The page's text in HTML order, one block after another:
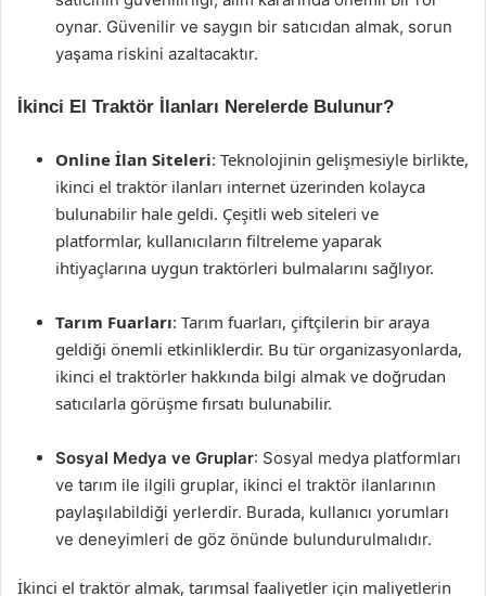
oynar. Güvenilir ve saygın bir satıcıdan almak, sorun
yaşama riskini azaltacaktır.
İkinci El Traktör İlanları Nerelerde Bulunur?
Online İlan Siteleri: Teknolojinin gelişmesiyle birlikte,
ikinci el traktör ilanları internet üzerinden kolayca
bulunabilir hale geldi. Çeşitli web siteleri ve
platformlar, kullanıcıların filtreleme yaparak
ihtiyaçlarına uygun traktörleri bulmalarını sağlıyor.
Tarım Fuarları: Tarım fuarları, çiftçilerin bir araya
geldiği önemli etkinliklerdir. Bu tür organizasyonlarda,
ikinci el traktörler hakkında bilgi almak ve doğrudan
satıcılarla görüşme fırsatı bulunabilir.
Sosyal Medya ve Gruplar: Sosyal medya platformları
ve tarım ile ilgili gruplar, ikinci el traktör ilanlarının
paylaşılabildiği yerlerdir. Burada, kullanıcı yorumları
ve deneyimleri de göz önünde bulundurulmalıdır.
İkinci el traktör almak, tarımsal faaliyetler için maliyetlerin